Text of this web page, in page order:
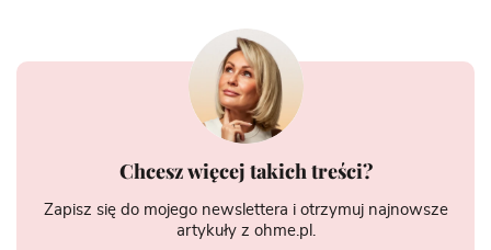
Chcesz więcej takich treści?
Zapisz się do mojego newslettera i otrzymuj najnowsze
artykuły z ohme.pl.